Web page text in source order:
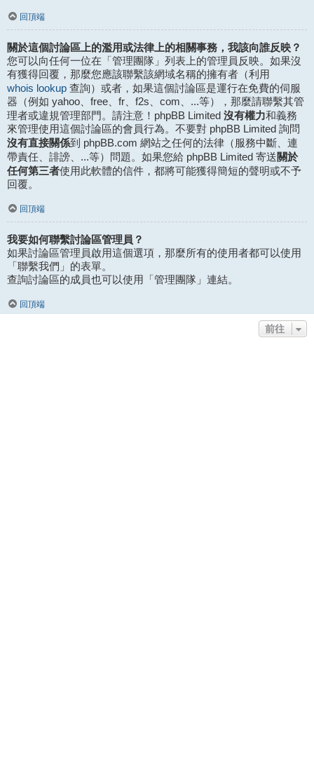
回頂端
關於這個討論區上的濫用或法律上的相關事務，我該向誰反映？
您可以向任何一位在「管理團隊」列表上的管理員反映。如果沒
有獲得回覆，那麼您應該聯繫該網域名稱的擁有者（利用
whois lookup 查詢）或者，如果這個討論區是運行在免費的伺服
器（例如 yahoo、free、fr、f2s、com、...等），那麼請聯繫其管
理者或違規管理部門。請注意！phpBB Limited 沒有權力和義務
來管理使用這個討論區的會員行為。不要對 phpBB Limited 詢問
沒有直接關係到 phpBB.com 網站之任何的法律（服務中斷、連
帶責任、誹謗、...等）問題。如果您給 phpBB Limited 寄送關於
任何第三者使用此軟體的信件，都將可能獲得簡短的聲明或不予
回覆。
回頂端
我要如何聯繫討論區管理員？
如果討論區管理員啟用這個選項，那麼所有的使用者都可以使用
「聯繫我們」的表單。
查詢討論區的成員也可以使用「管理團隊」連結。
回頂端
前往